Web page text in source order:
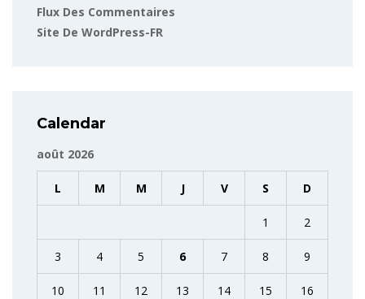
Flux Des Commentaires
Site De WordPress-FR
Calendar
août 2026
L M M J V S D
1 2
3 4 5 6 7 8 9
10 11 12 13 14 15 16